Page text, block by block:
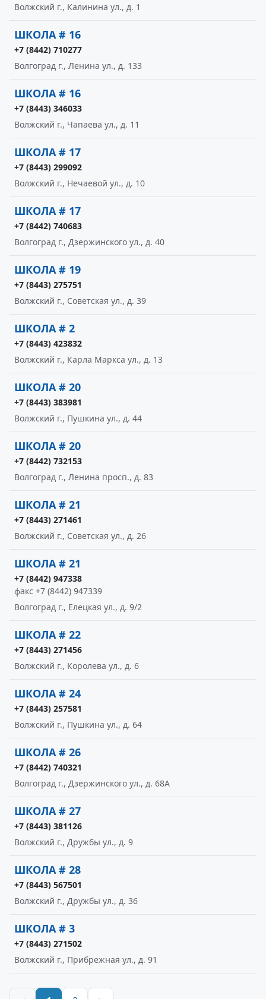
Волжский г., Калинина ул., д. 1
ШКОЛА # 16
+7 (8442) 710277
Волгоград г., Ленина ул., д. 133
ШКОЛА # 16
+7 (8443) 346033
Волжский г., Чапаева ул., д. 11
ШКОЛА # 17
+7 (8443) 299092
Волжский г., Нечаевой ул., д. 10
ШКОЛА # 17
+7 (8442) 740683
Волгоград г., Дзержинского ул., д. 40
ШКОЛА # 19
+7 (8443) 275751
Волжский г., Советская ул., д. 39
ШКОЛА # 2
+7 (8443) 423832
Волжский г., Карла Маркса ул., д. 13
ШКОЛА # 20
+7 (8443) 383981
Волжский г., Пушкина ул., д. 44
ШКОЛА # 20
+7 (8442) 732153
Волгоград г., Ленина просп., д. 83
ШКОЛА # 21
+7 (8443) 271461
Волжский г., Советская ул., д. 26
ШКОЛА # 21
+7 (8442) 947338
факс +7 (8442) 947339
Волгоград г., Елецкая ул., д. 9/2
ШКОЛА # 22
+7 (8443) 271456
Волжский г., Королева ул., д. 6
ШКОЛА # 24
+7 (8443) 257581
Волжский г., Пушкина ул., д. 64
ШКОЛА # 26
+7 (8442) 740321
Волгоград г., Дзержинского ул., д. 68А
ШКОЛА # 27
+7 (8443) 381126
Волжский г., Дружбы ул., д. 9
ШКОЛА # 28
+7 (8443) 567501
Волжский г., Дружбы ул., д. 36
ШКОЛА # 3
+7 (8443) 271502
Волжский г., Прибрежная ул., д. 91